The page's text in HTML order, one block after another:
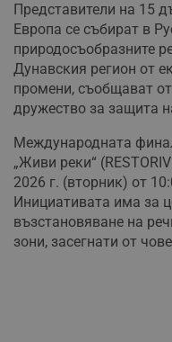
Представители на 15
Европа се събират в
природосъобразните
Дунавския регион от
промени, съобщават
дружество за защита
Международната
„Живи реки“
2026 г. (вторник) от
Инициативата има за
възстановяване на
зони, засегнати от